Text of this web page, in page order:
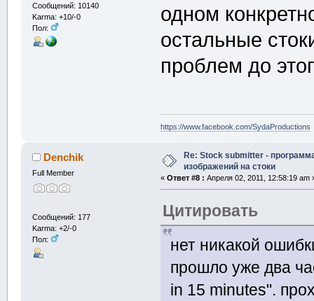
Сообщений: 10140
Karma: +10/-0
Пол:
одном
остальные
проблем до
https://www.facebook.com/SydaProductions
Denchik
Full Member
Сообщений: 177
Karma: +2/-0
Пол:
Re: Stock submitter -
изображений на стоки
«Ответ #8 : Апреля 02, 2011, 12:58:19 am
Цитировать
нет никакой
прошло уже два
in 15 minutes".